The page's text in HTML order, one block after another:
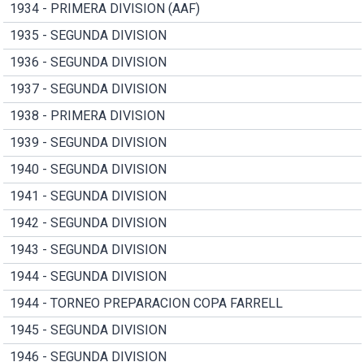
1934 - PRIMERA DIVISION (AAF)
1935 - SEGUNDA DIVISION
1936 - SEGUNDA DIVISION
1937 - SEGUNDA DIVISION
1938 - PRIMERA DIVISION
1939 - SEGUNDA DIVISION
1940 - SEGUNDA DIVISION
1941 - SEGUNDA DIVISION
1942 - SEGUNDA DIVISION
1943 - SEGUNDA DIVISION
1944 - SEGUNDA DIVISION
1944 - TORNEO PREPARACION COPA FARRELL
1945 - SEGUNDA DIVISION
1946 - SEGUNDA DIVISION